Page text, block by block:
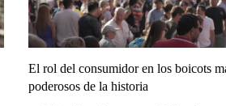
El rol del consumidor en los boicots
poderosos de la historia